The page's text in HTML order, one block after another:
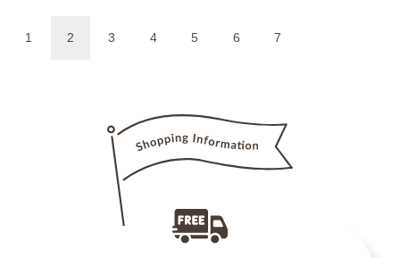
1 2 3 4 5 6 7